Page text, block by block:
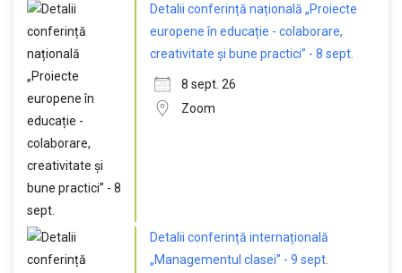
Detalii conferință națională „Proiecte
europene în educație - colaborare,
creativitate și bune practici” - 8 sept.
8 sept. 26
Zoom
Detalii conferință internațională
„Managementul clasei” - 9 sept.